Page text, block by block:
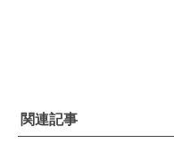
関連記事